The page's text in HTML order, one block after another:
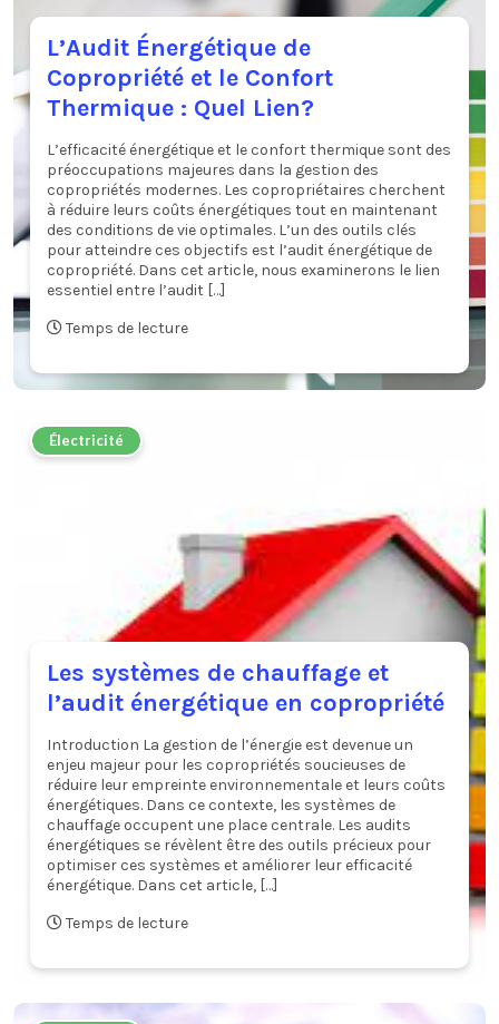
L’Audit Énergétique de
Copropriété et le Confort
Thermique : Quel Lien?
L’efficacité énergétique et le confort thermique sont des
préoccupations majeures dans la gestion des
copropriétés modernes. Les copropriétaires cherchent
à réduire leurs coûts énergétiques tout en maintenant
des conditions de vie optimales. L’un des outils clés
pour atteindre ces objectifs est l’audit énergétique de
copropriété. Dans cet article, nous examinerons le lien
essentiel entre l’audit […]
Temps de lecture
Électricité
Les systèmes de chauffage et
l’audit énergétique en copropriété
Introduction La gestion de l’énergie est devenue un
enjeu majeur pour les copropriétés soucieuses de
réduire leur empreinte environnementale et leurs coûts
énergétiques. Dans ce contexte, les systèmes de
chauffage occupent une place centrale. Les audits
énergétiques se révèlent être des outils précieux pour
optimiser ces systèmes et améliorer leur efficacité
énergétique. Dans cet article, […]
Temps de lecture